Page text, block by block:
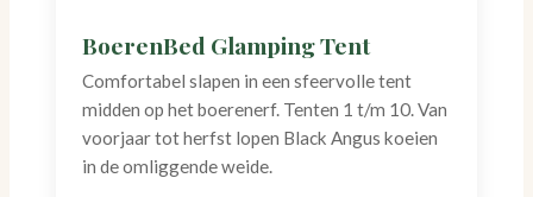
BoerenBed Glamping Tent
Comfortabel slapen in een sfeervolle tent
midden op het boerenerf. Tenten 1 t/m 10. Van
voorjaar tot herfst lopen Black Angus koeien
in de omliggende weide.